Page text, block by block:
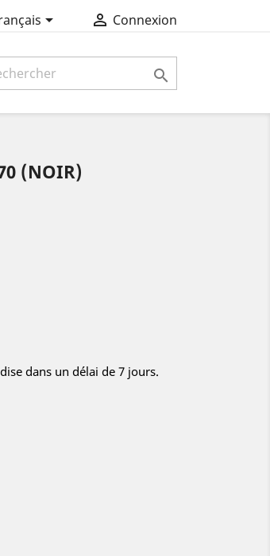
  Connexion

(NOIR)
dans un délai de 7 jours.